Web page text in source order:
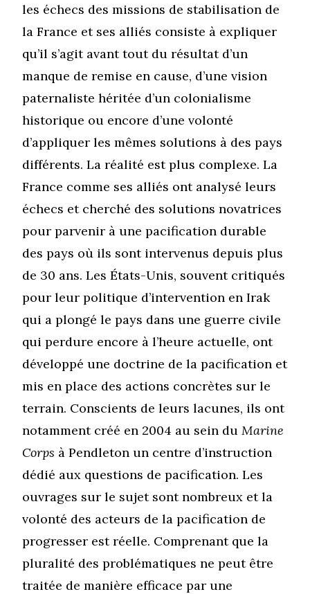
les échecs des missions de stabilisation de
la France et ses alliés consiste à expliquer
qu’il s’agit avant tout du résultat d’un
manque de remise en cause, d’une vision
paternaliste héritée d’un colonialisme
historique ou encore d’une volonté
d’appliquer les mêmes solutions à des pays
différents. La réalité est plus complexe. La
France comme ses alliés ont analysé leurs
échecs et cherché des solutions novatrices
pour parvenir à une pacification durable
des pays où ils sont intervenus depuis plus
de 30 ans. Les États-Unis, souvent critiqués
pour leur politique d’intervention en Irak
qui a plongé le pays dans une guerre civile
qui perdure encore à l’heure actuelle, ont
développé une doctrine de la pacification et
mis en place des actions concrètes sur le
terrain. Conscients de leurs lacunes, ils ont
notamment créé en 2004 au sein du Marine
Corps à Pendleton un centre d’instruction
dédié aux questions de pacification. Les
ouvrages sur le sujet sont nombreux et la
volonté des acteurs de la pacification de
progresser est réelle. Comprenant que la
pluralité des problématiques ne peut être
traitée de manière efficace par une